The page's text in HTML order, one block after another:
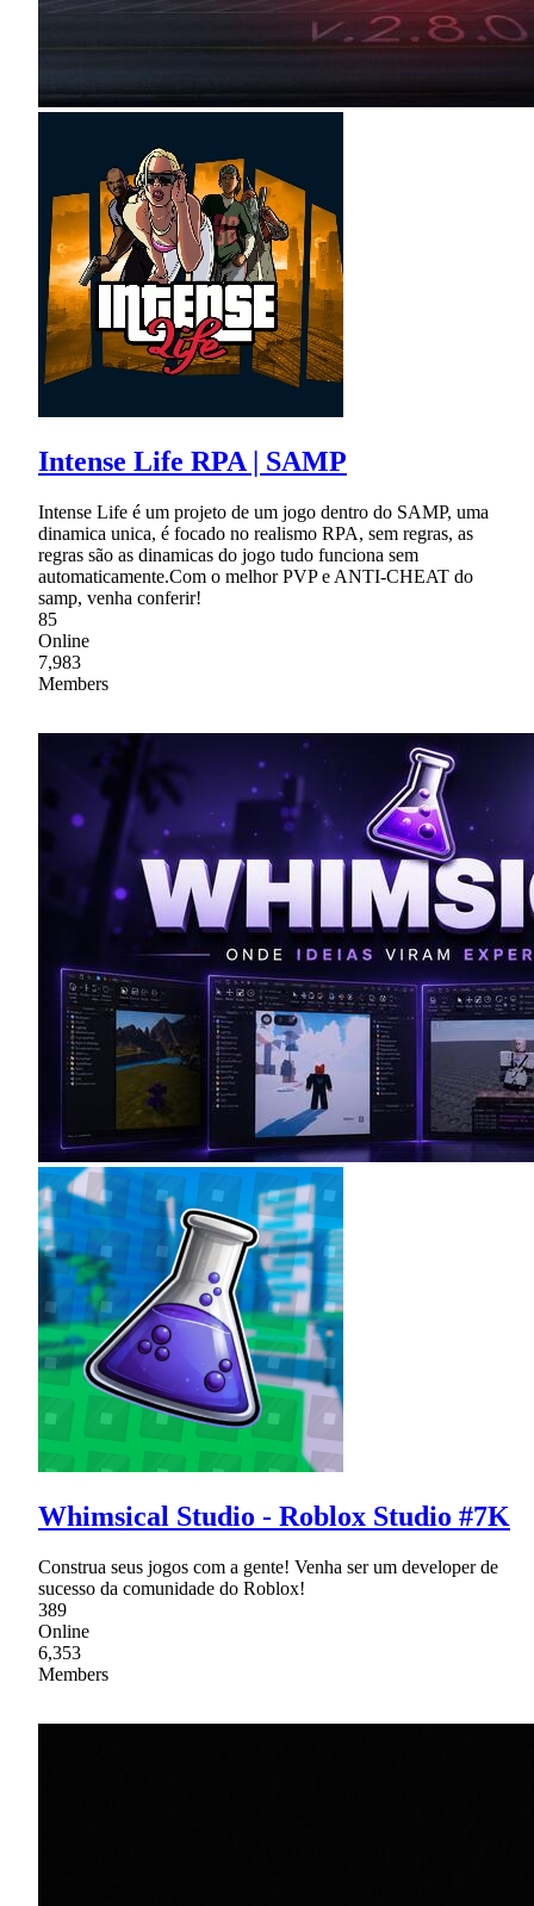
Intense Life RPA | SAMP
Intense Life é um projeto de um jogo dentro do SAMP, uma
dinamica unica, é focado no realismo RPA, sem regras, as
regras são as dinamicas do jogo tudo funciona sem
automaticamente.Com o melhor PVP e ANTI-CHEAT do
samp, venha conferir!
85
Online
7,983
Members
Whimsical Studio - Roblox Studio #7K
Construa seus jogos com a gente! Venha ser um developer de
sucesso da comunidade do Roblox!
389
Online
6,353
Members